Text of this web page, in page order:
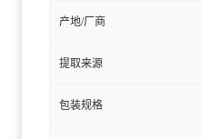
产地/厂商
提取来源
包装规格